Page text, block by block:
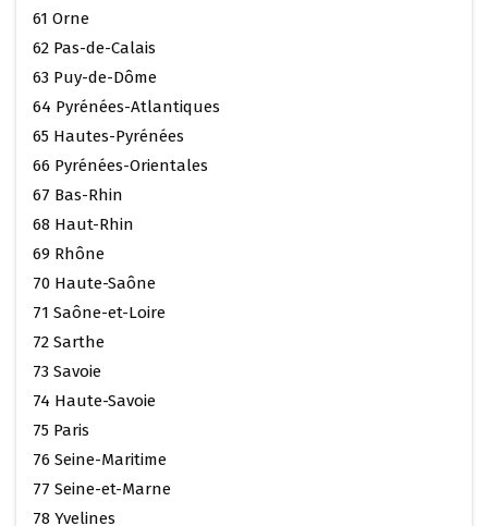
61 Orne
62 Pas-de-Calais
63 Puy-de-Dôme
64 Pyrénées-Atlantiques
65 Hautes-Pyrénées
66 Pyrénées-Orientales
67 Bas-Rhin
68 Haut-Rhin
69 Rhône
70 Haute-Saône
71 Saône-et-Loire
72 Sarthe
73 Savoie
74 Haute-Savoie
75 Paris
76 Seine-Maritime
77 Seine-et-Marne
78 Yvelines